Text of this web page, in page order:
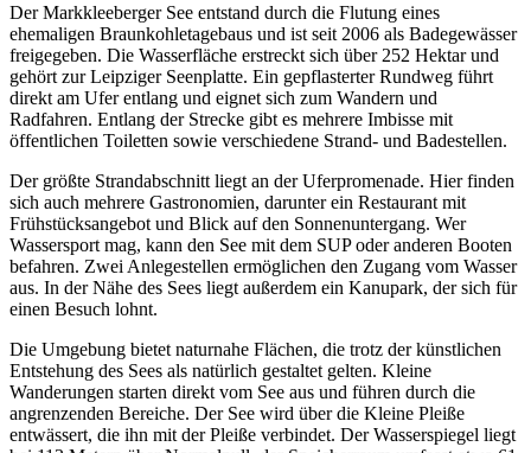
Der Markkleeberger See entstand durch die Flutung eines
ehemaligen Braunkohletagebaus und ist seit 2006 als Badegewässer
freigegeben. Die Wasserfläche erstreckt sich über 252 Hektar und
gehört zur Leipziger Seenplatte. Ein gepflasterter Rundweg führt
direkt am Ufer entlang und eignet sich zum Wandern und
Radfahren. Entlang der Strecke gibt es mehrere Imbisse mit
öffentlichen Toiletten sowie verschiedene Strand- und Badestellen.
Der größte Strandabschnitt liegt an der Uferpromenade. Hier finden
sich auch mehrere Gastronomien, darunter ein Restaurant mit
Frühstücksangebot und Blick auf den Sonnenuntergang. Wer
Wassersport mag, kann den See mit dem SUP oder anderen Booten
befahren. Zwei Anlegestellen ermöglichen den Zugang vom Wasser
aus. In der Nähe des Sees liegt außerdem ein Kanupark, der sich für
einen Besuch lohnt.
Die Umgebung bietet naturnahe Flächen, die trotz der künstlichen
Entstehung des Sees als natürlich gestaltet gelten. Kleine
Wanderungen starten direkt vom See aus und führen durch die
angrenzenden Bereiche. Der See wird über die Kleine Pleiße
entwässert, die ihn mit der Pleiße verbindet. Der Wasserspiegel liegt